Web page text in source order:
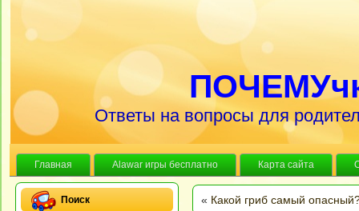
Ответы на вопросы для
Главная Alawar игры бесплатно Карта сайта
Поиск « Какой гриб самый